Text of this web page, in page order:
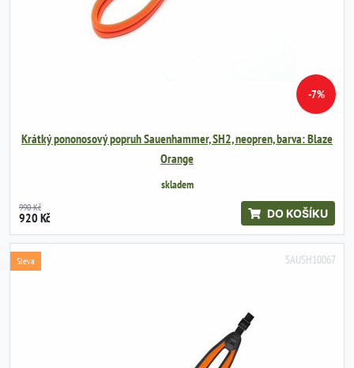
-7%
Krátký pononosový popruh Sauenhammer, SH2, neopren, barva: Blaze
Orange
skladem
990 Kč
920 Kč DO KOŠÍKU
SAUSH10067
Sleva